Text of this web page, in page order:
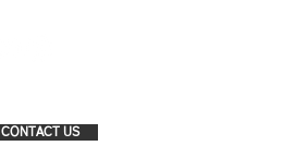
CONTACT US